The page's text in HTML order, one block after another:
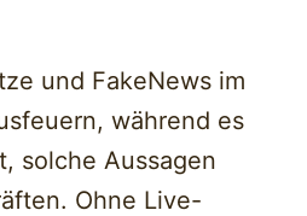
und FakeNews im
während es
solche Aussagen
Ohne Live-